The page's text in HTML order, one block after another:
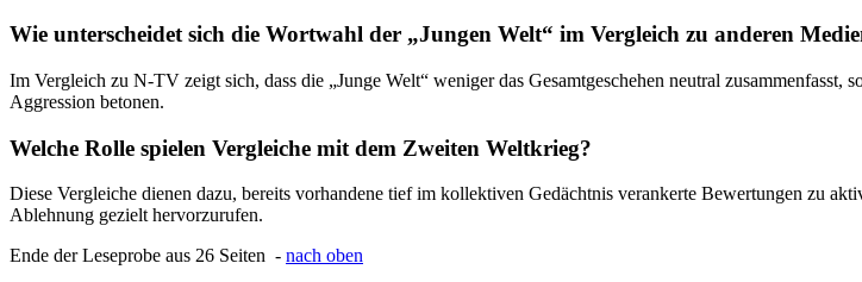
Wie unterscheidet sich die Wortwahl der „Jungen Welt“ im Vergleich zu anderen
Im Vergleich zu N-TV zeigt sich, dass die „Junge Welt“ weniger das Gesamtgeschehen neutral
Aggression betonen.
Welche Rolle spielen Vergleiche mit dem Zweiten Weltkrieg?
Diese Vergleiche dienen dazu, bereits vorhandene tief im kollektiven Gedächtnis verankerte Bewertungen zu
Ablehnung gezielt hervorzurufen.
Ende der Leseprobe aus 26 Seiten - nach oben